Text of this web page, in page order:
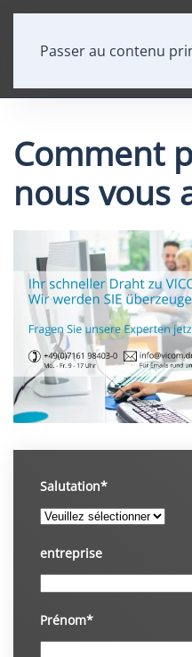
Passer au contenu
Comment
nous vous
Salutation*
entreprise
Prénom*